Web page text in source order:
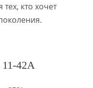
кто хочет
42A